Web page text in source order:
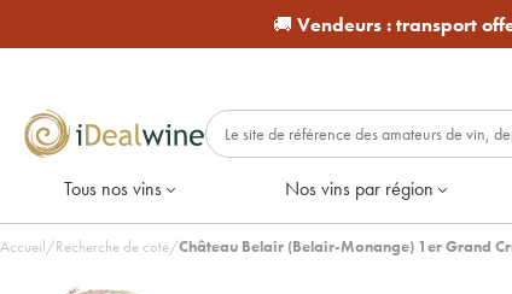
🚚 Vendeurs :transport
Tous nos vins Nos vins par région
Accueil/Recherche de cote/Château Belair (Belair-Monange) 1er Grand